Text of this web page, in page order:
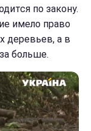
по закону.
имело право
деревьев, а в
больше.